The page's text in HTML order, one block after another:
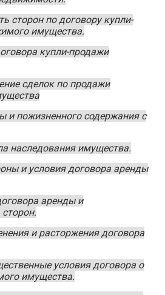
сторон по договору купли-
имущества.
купли-продажи
сделок по продажи
и пожизненного содержания с
наследования имущества.
и условия договора аренды
аренды и
сторон.
и расторжения договора
условия договора о
имущества.